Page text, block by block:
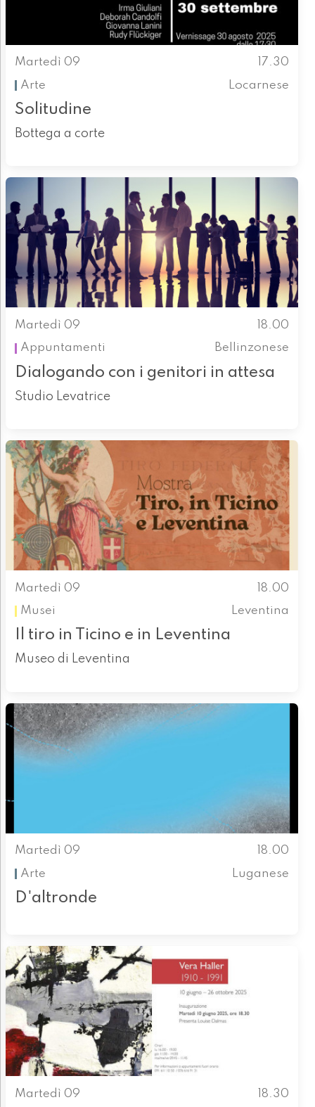
Martedì 09
17.30
Arte
Locarnese
Solitudine
Bottega a corte
Martedì 09
18.00
Appuntamenti
Bellinzonese
Dialogando con i genitori in attesa
Studio Levatrice
Martedì 09
18.00
Musei
Leventina
Il tiro in Ticino e in Leventina
Museo di Leventina
Martedì 09
18.00
Arte
Luganese
D'altronde
Martedì 09
18.30